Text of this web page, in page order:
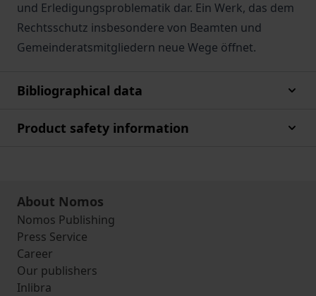
und Erledigungsproblematik dar. Ein Werk, das dem
Rechtsschutz insbesondere von Beamten und
Gemeinderatsmitgliedern neue Wege öffnet.
Bibliographical data
Product safety information
About Nomos
Nomos Publishing
Press Service
Career
Our publishers
Inlibra